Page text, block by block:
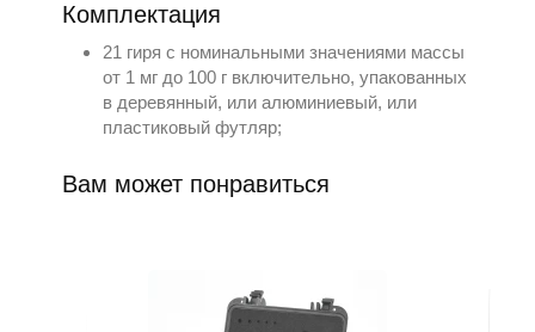
Комплектация
21 гиря с номинальными значениями массы
от 1 мг до 100 г включительно, упакованных
в деревянный, или алюминиевый, или
пластиковый футляр;
Вам может понравиться